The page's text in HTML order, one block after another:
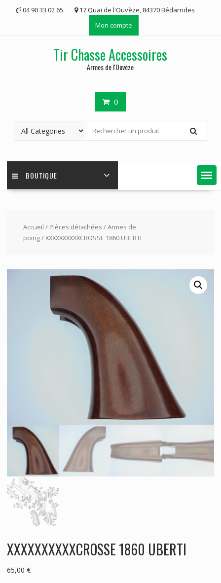
04 90 33 02 65
17 Quai de l'Ouvèze, 84370 Bédarrides
Mon compte
Tir Chasse Accessoires
Armes de l'Ouvèze
0
BOUTIQUE
Accueil / Pièces détachées /Armes de
poing/ XXXXXXXXXXCROSSE 1860 UBERTI
XXXXXXXXXXCROSSE 1860 UBERTI
65,00 €